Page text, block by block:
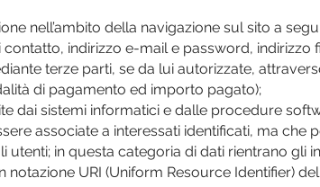
nell’ambito della navigazione sul sito a
indirizzo e-mail e password,
terze parti, se da lui autorizzate,
di pagamento ed importo pagato);
dai sistemi informatici e dalle procedure
associate a interessati identificati, ma
in questa categoria di dati rientrano gli
URI (Uniform Resource Identifier)